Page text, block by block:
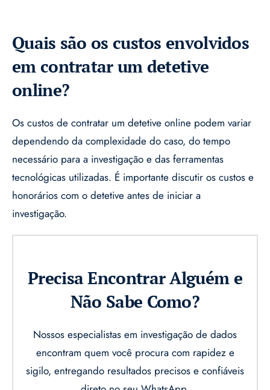
Quais são os custos envolvidos
em contratar um detetive
online?
Os custos de contratar um detetive online podem variar
dependendo da complexidade do caso, do tempo
necessário para a investigação e das ferramentas
tecnológicas utilizadas. É importante discutir os custos e
honorários com o detetive antes de iniciar a
investigação.
Precisa Encontrar Alguém e
Não Sabe Como?
Nossos especialistas em investigação de dados
encontram quem você procura com rapidez e
sigilo, entregando resultados precisos e confiáveis